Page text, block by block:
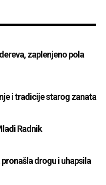
zaplenjeno pola
i tradicije starog zanata
Radnik
drogu i uhapsila